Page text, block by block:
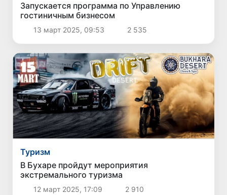
Запускается программа по Управлению
гостиничным бизнесом
13 март 2025, 09:53 2 535
Туризм
В Бухаре пройдут мероприятия
экстремального туризма
12 март 2025, 17:09 2 910